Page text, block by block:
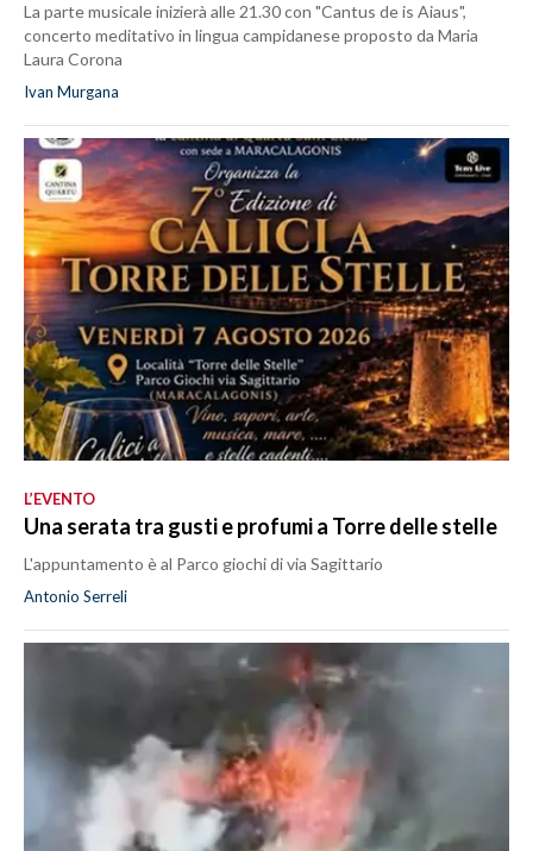
La parte musicale inizierà alle 21.30 con "Cantus de is Aiaus",
concerto meditativo in lingua campidanese proposto da Maria
Laura Corona
Ivan Murgana
L’EVENTO
Una serata tra gusti e profumi a Torre delle stelle
L'appuntamento è al Parco giochi di via Sagittario
Antonio Serreli